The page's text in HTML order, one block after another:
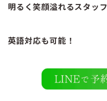
明るく笑顔溢れるスタッフ
英語対応も可能！